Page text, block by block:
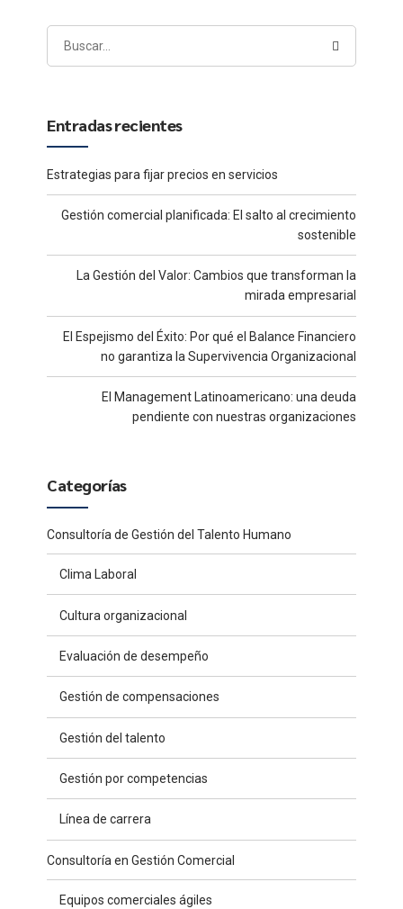
Entradas recientes
Estrategias para fijar precios en servicios
Gestión comercial planificada: El salto al crecimiento
sostenible
La Gestión del Valor: Cambios que transforman la
mirada empresarial
El Espejismo del Éxito: Por qué el Balance Financiero
no garantiza la Supervivencia Organizacional
El Management Latinoamericano: una deuda
pendiente con nuestras organizaciones
Categorías
Consultoría de Gestión del Talento Humano
Clima Laboral
Cultura organizacional
Evaluación de desempeño
Gestión de compensaciones
Gestión del talento
Gestión por competencias
Línea de carrera
Consultoría en Gestión Comercial
Equipos comerciales ágiles